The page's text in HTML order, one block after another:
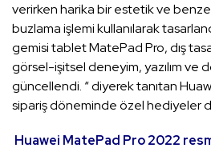
verirken harika bir estetik ve
buzlama işlemi kullanılarak
gemisi tablet MatePad Pro, dış
görsel-işitsel deneyim, yazılım ve
güncellendi. “ diyerek tanıtan
sipariş döneminde özel hediyeler
Huawei MatePad Pro 2022